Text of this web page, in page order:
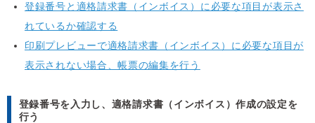
登録番号と適格請求書（インボイス）に必要な項目が表示さ
れているか確認する
印刷プレビューで適格請求書（インボイス）に必要な項目が
表示されない場合、帳票の編集を行う
登録番号を入力し、適格請求書（インボイス）作成の設定を
行う